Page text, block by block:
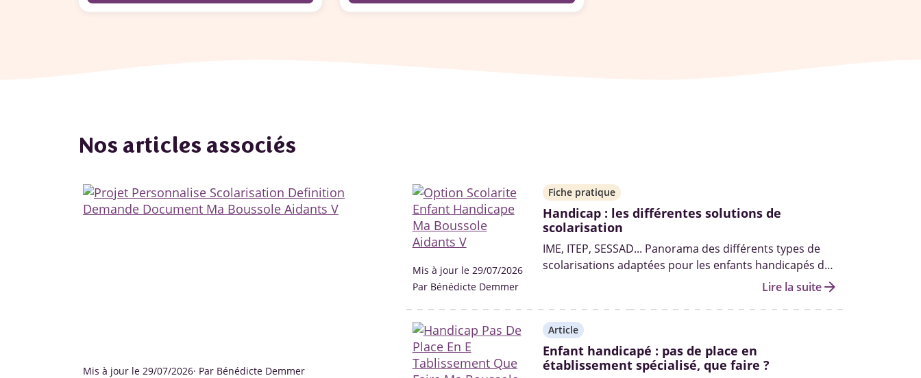
Nos articles associés
Mis à jour le 29/07/2026· Par Bénédicte Demmer
Mis à jour le 29/07/2026
Par Bénédicte Demmer
Fiche pratique
Handicap : les différentes solutions de
scolarisation
IME, ITEP, SESSAD... Panorama des différents types de
scolarisations adaptées pour les enfants handicapés de
Lire la suitearrow_forward
Article
Enfant handicapé : pas de place en
établissement spécialisé, que faire ?